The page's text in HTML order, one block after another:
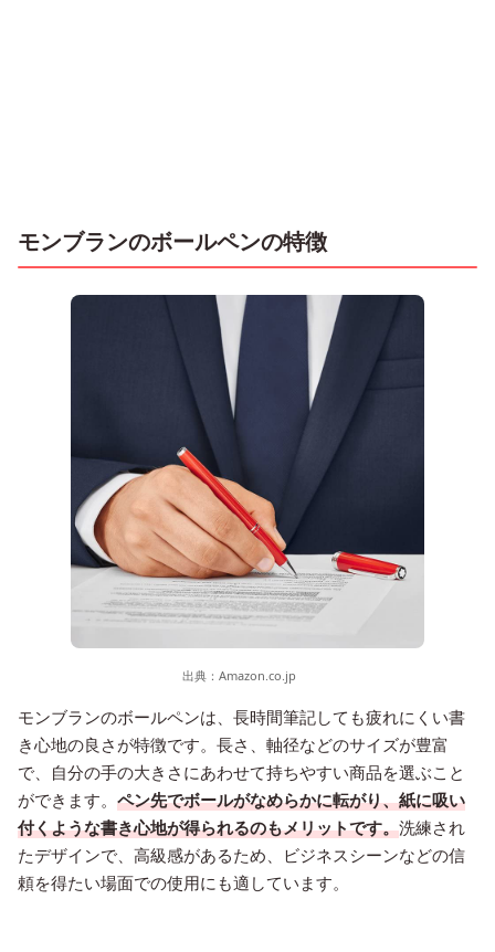
モンブランのボールペンの特徴
出典： Amazon.co.jp
モンブランのボールペンは、長時間筆記しても疲れにくい書
き心地の良さが特徴です。長さ、軸径などのサイズが豊富
で、自分の手の大きさにあわせて持ちやすい商品を選ぶこと
ができます。 ペン先でボールがなめらかに転がり、紙に吸い
付くような書き心地が得られるのもメリットです。洗練され
たデザインで、高級感があるため、ビジネスシーンなどの信
頼を得たい場面での使用にも適しています。